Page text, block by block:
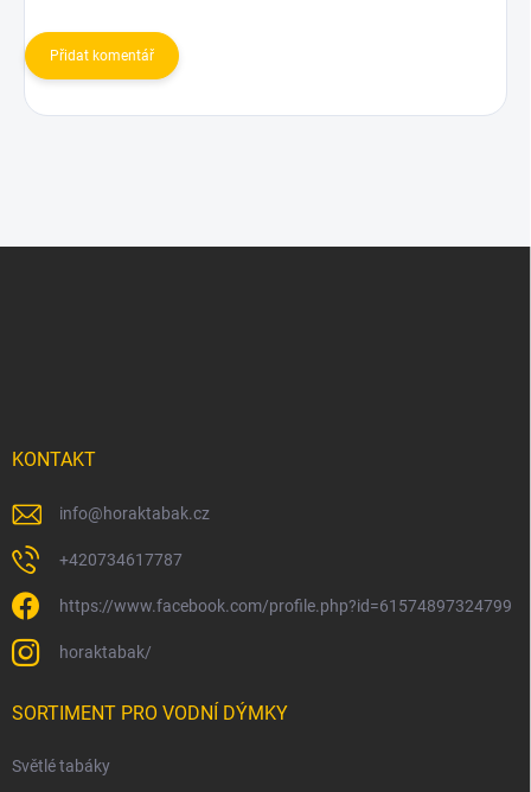
Přidat komentář
KONTAKT
info@horaktabak.cz
+420734617787
https://www.facebook.com/profile.php?id=61574897324799
horaktabak/
SORTIMENT PRO VODNÍ DÝMKY
Světlé tabáky